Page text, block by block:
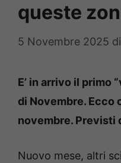
queste
5 Novembre 2025 di
E’ in arrivo il primo
di Novembre. Ecco
novembre. Previsti
Nuovo mese, altri